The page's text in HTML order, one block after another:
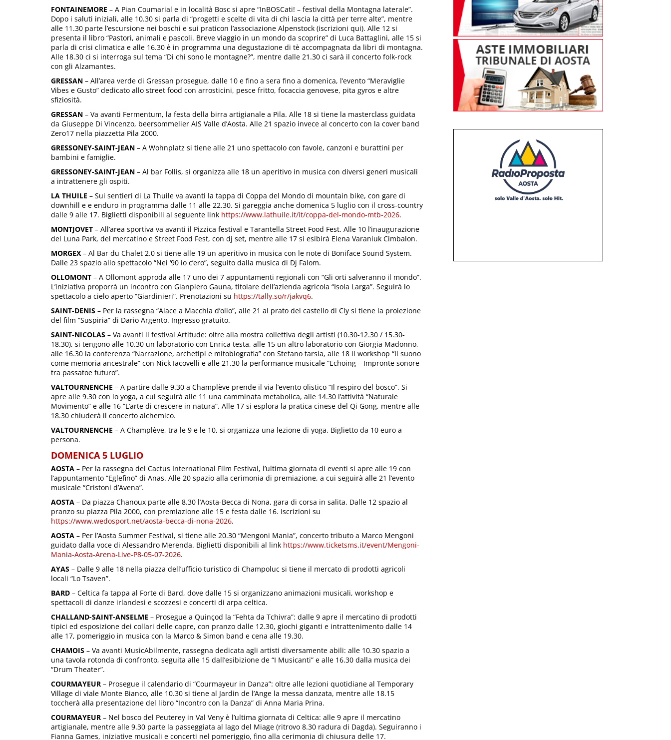
FONTAINEMORE – A Pian Coumarial e in località Bosc si apre “InBOSCati! – festival della Montagna laterale”.
Dopo i saluti iniziali, alle 10.30 si parla di “progetti e scelte di vita di chi lascia la città per terre alte”, mentre
alle 11.30 parte l’escursione nei boschi e sui praticon l’associazione Alpenstock (iscrizioni qui). Alle 12 si
presenta il libro “Pastori, animali e pascoli. Breve viaggio in un mondo da scoprire” di Luca Battaglini, alle 15 si
parla di crisi climatica e alle 16.30 è in programma una degustazione di tè accompagnata da libri di montagna.
Alle 18.30 ci si interroga sul tema “Di chi sono le montagne?”, mentre dalle 21.30 ci sarà il concerto folk-rock
con gli Alzamantes.
GRESSAN – All’area verde di Gressan prosegue, dalle 10 e fino a sera fino a domenica, l’evento “Meraviglie
Vibes e Gusto” dedicato allo street food con arrosticini, pesce fritto, focaccia genovese, pita gyros e altre
sfiziosità.
GRESSAN – Va avanti Fermentum, la festa della birra artigianale a Pila. Alle 18 si tiene la masterclass guidata
da Giuseppe Di Vincenzo, beersommelier AIS Valle d’Aosta. Alle 21 spazio invece al concerto con la cover band
Zero17 nella piazzetta Pila 2000.
GRESSONEY-SAINT-JEAN – A Wohnplatz si tiene alle 21 uno spettacolo con favole, canzoni e burattini per
bambini e famiglie.
GRESSONEY-SAINT-JEAN – Al bar Follis, si organizza alle 18 un aperitivo in musica con diversi generi musicali
a intrattenere gli ospiti.
LA THUILE – Sui sentieri di La Thuile va avanti la tappa di Coppa del Mondo di mountain bike, con gare di
downhill e e enduro in programma dalle 11 alle 22.30. Si gareggia anche domenica 5 luglio con il cross-country
dalle 9 alle 17. Biglietti disponibili al seguente link https://www.lathuile.it/it/coppa-del-mondo-mtb-2026.
MONTJOVET – All’area sportiva va avanti il Pizzica festival e Tarantella Street Food Fest. Alle 10 l’inaugurazione
del Luna Park, del mercatino e Street Food Fest, con dj set, mentre alle 17 si esibirà Elena Varaniuk Cimbalon.
MORGEX – Al Bar du Chalet 2.0 si tiene alle 19 un aperitivo in musica con le note di Boniface Sound System.
Dalle 23 spazio allo spettacolo “Nei ‘90 io c’ero”, seguito dalla musica di Dj Falom.
OLLOMONT – A Ollomont approda alle 17 uno dei 7 appuntamenti regionali con “Gli orti salveranno il mondo”.
L’iniziativa proporrà un incontro con Gianpiero Gauna, titolare dell’azienda agricola “Isola Larga”. Seguirà lo
spettacolo a cielo aperto “Giardinieri”. Prenotazioni su https://tally.so/r/jakvq6.
SAINT-DENIS – Per la rassegna “Aiace a Macchia d’olio”, alle 21 al prato del castello di Cly si tiene la proiezione
del film “Suspiria” di Dario Argento. Ingresso gratuito.
SAINT-NICOLAS – Va avanti il festival Artitude: oltre alla mostra collettiva degli artisti (10.30-12.30 / 15.30-
18.30), si tengono alle 10.30 un laboratorio con Enrica testa, alle 15 un altro laboratorio con Giorgia Madonno,
alle 16.30 la conferenza “Narrazione, archetipi e mitobiografia” con Stefano tarsia, alle 18 il workshop “Il suono
come memoria ancestrale” con Nick Iacovelli e alle 21.30 la performance musicale “Echoing – Impronte sonore
tra passatoe futuro”.
VALTOURNENCHE – A partire dalle 9.30 a Champlève prende il via l’evento olistico “Il respiro del bosco”. Si
apre alle 9.30 con lo yoga, a cui seguirà alle 11 una camminata metabolica, alle 14.30 l’attività “Naturale
Movimento” e alle 16 “L’arte di crescere in natura”. Alle 17 si esplora la pratica cinese del Qi Gong, mentre alle
18.30 chiuderà il concerto alchemico.
VALTOURNENCHE – A Champlève, tra le 9 e le 10, si organizza una lezione di yoga. Biglietto da 10 euro a
persona.
DOMENICA 5 LUGLIO
AOSTA – Per la rassegna del Cactus International Film Festival, l’ultima giornata di eventi si apre alle 19 con
l’appuntamento “Eglefino” di Anas. Alle 20 spazio alla cerimonia di premiazione, a cui seguirà alle 21 l’evento
musicale “Cristoni d’Avena”.
AOSTA – Da piazza Chanoux parte alle 8.30 l’Aosta-Becca di Nona, gara di corsa in salita. Dalle 12 spazio al
pranzo su piazza Pila 2000, con premiazione alle 15 e festa dalle 16. Iscrizioni su
https://www.wedosport.net/aosta-becca-di-nona-2026.
AOSTA – Per l’Aosta Summer Festival, si tiene alle 20.30 “Mengoni Mania”, concerto tributo a Marco Mengoni
guidato dalla voce di Alessandro Merenda. Biglietti disponibili al link https://www.ticketsms.it/event/Mengoni-
Mania-Aosta-Arena-Live-P8-05-07-2026.
AYAS – Dalle 9 alle 18 nella piazza dell’ufficio turistico di Champoluc si tiene il mercato di prodotti agricoli
locali “Lo Tsaven”.
BARD – Celtica fa tappa al Forte di Bard, dove dalle 15 si organizzano animazioni musicali, workshop e
spettacoli di danze irlandesi e scozzesi e concerti di arpa celtica.
CHALLAND-SAINT-ANSELME – Prosegue a Quinçod la “Fehta da Tchivra”: dalle 9 apre il mercatino di prodotti
tipici ed esposizione dei collari delle capre, con pranzo dalle 12.30, giochi giganti e intrattenimento dalle 14
alle 17, pomeriggio in musica con la Marco & Simon band e cena alle 19.30.
CHAMOIS – Va avanti MusicAbilmente, rassegna dedicata agli artisti diversamente abili: alle 10.30 spazio a
una tavola rotonda di confronto, seguita alle 15 dall’esibizione de “I Musicanti” e alle 16.30 dalla musica dei
“Drum Theater”.
COURMAYEUR – Prosegue il calendario di “Courmayeur in Danza”: oltre alle lezioni quotidiane al Temporary
Village di viale Monte Bianco, alle 10.30 si tiene al Jardin de l’Ange la messa danzata, mentre alle 18.15
toccherà alla presentazione del libro “Incontro con la Danza” di Anna Maria Prina.
COURMAYEUR – Nel bosco del Peuterey in Val Veny è l’ultima giornata di Celtica: alle 9 apre il mercatino
artigianale, mentre alle 9.30 parte la passeggiata al lago del Miage (ritrovo 8.30 radura di Dagda). Seguiranno i
Fianna Games, iniziative musicali e concerti nel pomeriggio, fino alla cerimonia di chiusura delle 17.